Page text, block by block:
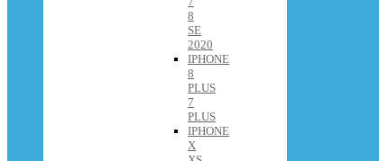
8
SE
2020
IPHONE
8
PLUS
7
PLUS
IPHONE
X